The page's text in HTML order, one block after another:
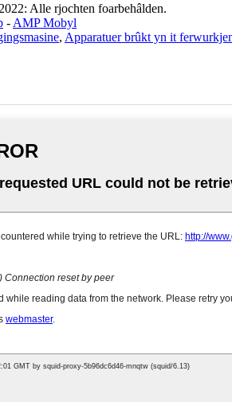
Alle rjochten foarbehâlden.
- AMP Mobyl
, Apparatuer brûkt yn it